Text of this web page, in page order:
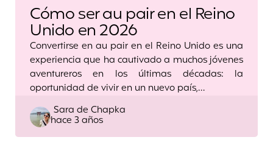
Cómo ser au pair en el Reino
Unido en 2026
Convertirse en au pair en el Reino Unido es una
experiencia que ha cautivado a muchos jóvenes
aventureros en los últimas décadas: la
oportunidad de vivir en un nuevo país,…
Posted
by
Sara de Chapka
hace 3 años